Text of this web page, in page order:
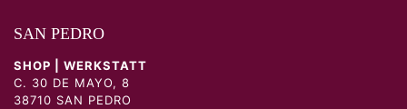
SAN PEDRO
SHOP | WERKSTATT
C. 30 DE MAYO, 8
38710 SAN PEDRO